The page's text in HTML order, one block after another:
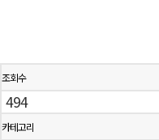
조회수
494
카테고리